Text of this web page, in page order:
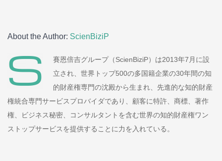
About the Author: ScienBiziP
賽恩倍吉グループ（ScienBiziP）は2013年7月に設
立され、世界トップ500の多国籍企業の30年間の知
的財産権専門の沈殿から生まれ、先進的な知的財産
権統合専門サービスプロバイダであり、顧客に特許、商標、著作
権、ビジネス秘密、コンサルタントを含む世界の知的財産権ワン
ストップサービスを提供することに力を入れている。